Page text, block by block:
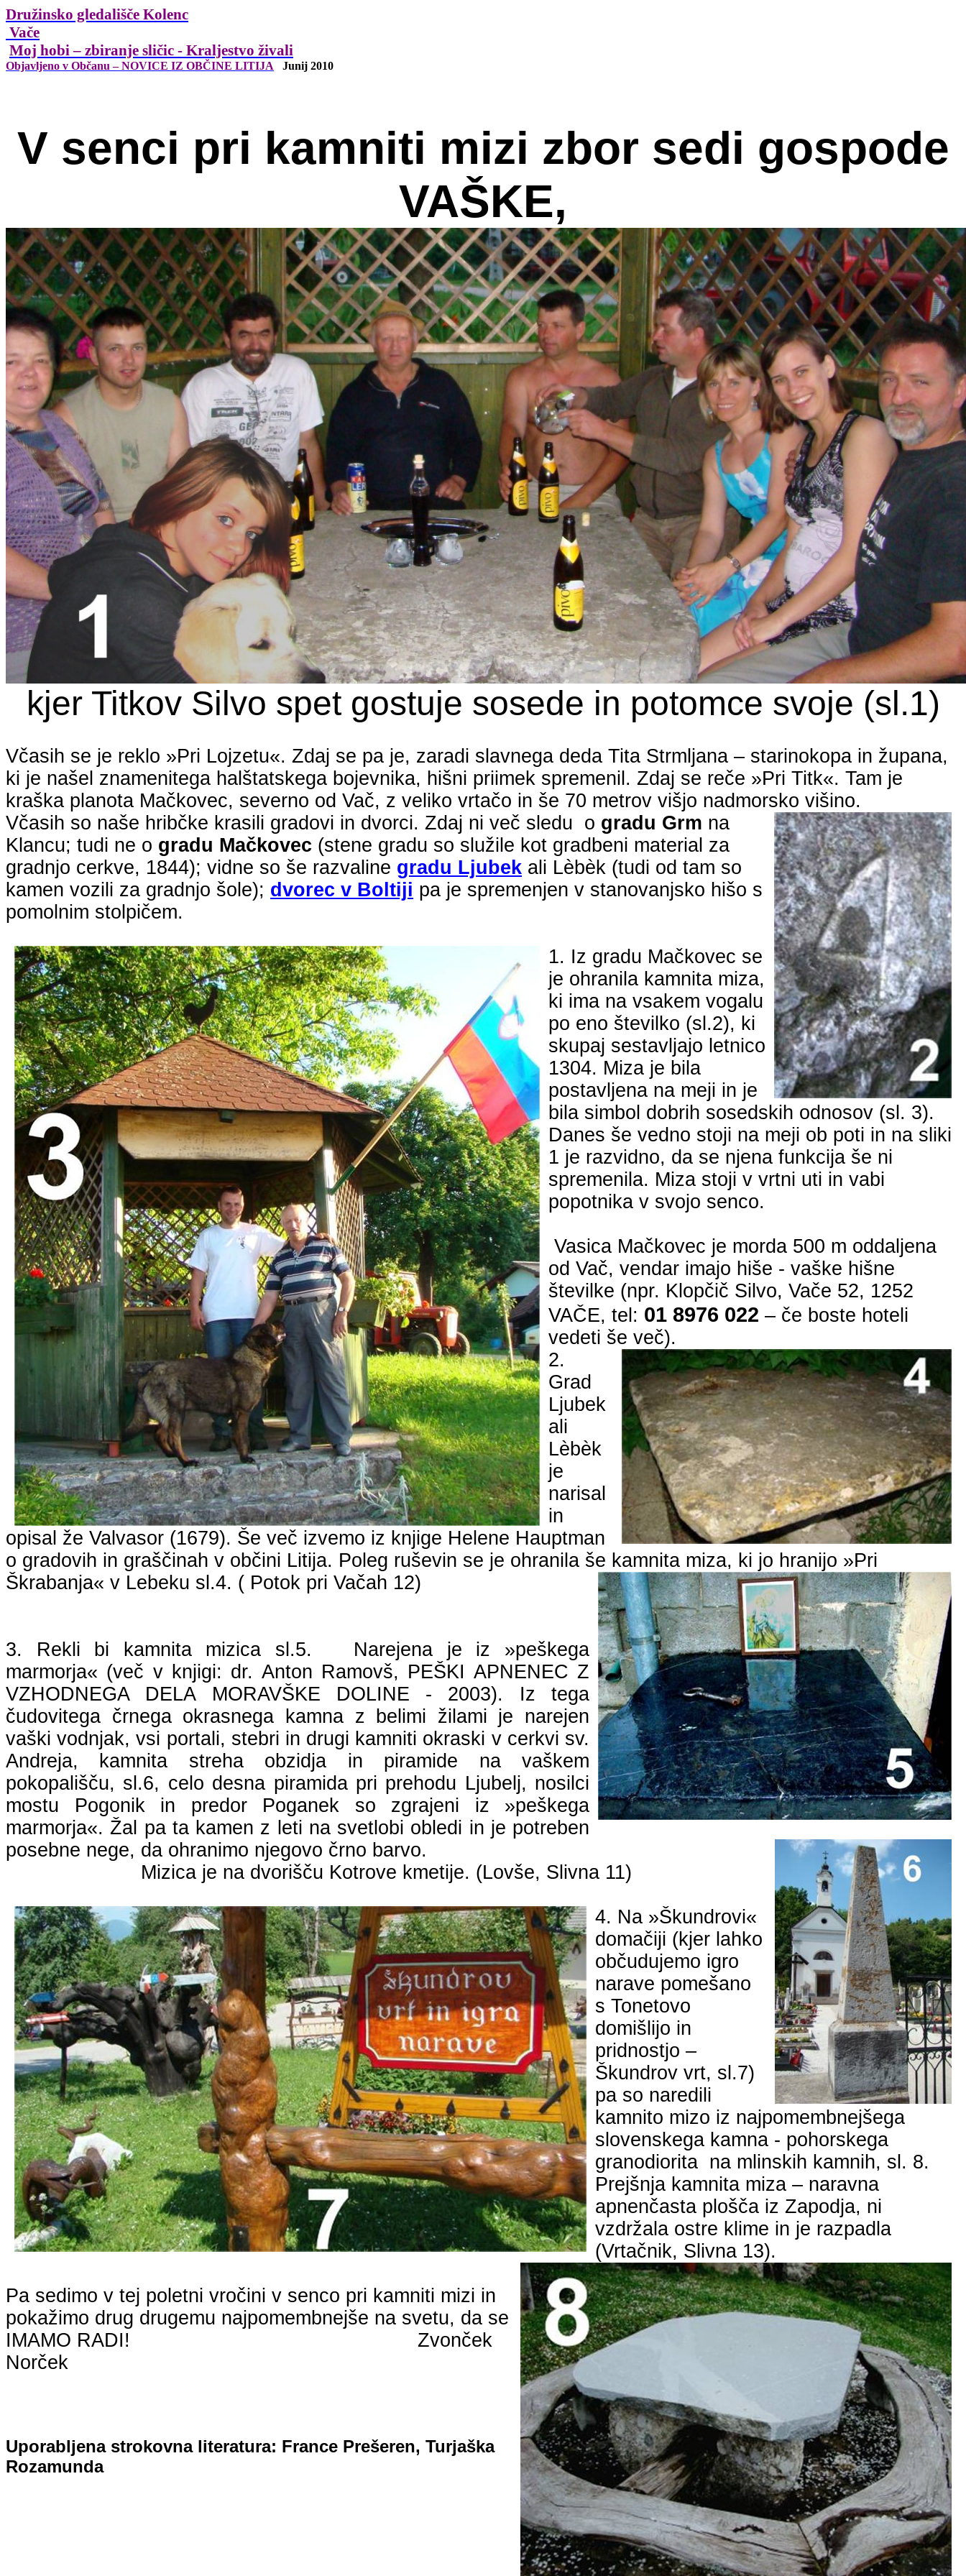
Družinsko gledališče Kolenc
Vače
Moj hobi – zbiranje sličic - Kraljestvo živali
Objavljeno v Občanu – NOVICE IZ OBČINE LITIJA Junij 2010
V senci pri kamniti mizi zbor sedi gospode
VAŠKE,
kjer TitkovSilvo spet gostuje sosede in potomce svoje (sl.1)
Včasih se je reklo »Pri Lojzetu«. Zdaj se pa je, zaradi slavnega deda Tita Strmljana – starinokopa in župana,
ki je našel znamenitega halštatskega bojevnika, hišni priimek spremenil. Zdaj se reče »Pri Titk«. Tam je
kraška planota Mačkovec, severno od Vač, z veliko vrtačo in še 70 metrov višjo nadmorsko višino.
Včasih so naše hribčke krasili gradovi in dvorci. Zdaj ni več sledu o gradu Grm na
Klancu; tudi ne o gradu Mačkovec (stene gradu so služile kot gradbeni material za
gradnjo cerkve, 1844); vidne so še razvaline gradu Ljubek ali Lèbèk (tudi od tam so
kamen vozili za gradnjo šole); dvorec v Boltiji pa je spremenjen v stanovanjsko hišo s
pomolnim stolpičem.
1. Iz gradu Mačkovec se
je ohranila kamnita miza,
ki ima na vsakem vogalu
po eno številko (sl.2), ki
skupaj sestavljajo letnico
1304. Miza je bila
postavljena na meji in je
bila simbol dobrih sosedskih odnosov (sl. 3).
Danes še vedno stoji na meji ob poti in na sliki
1 je razvidno, da se njena funkcija še ni
spremenila. Miza stoji v vrtni uti in vabi
popotnika v svojo senco.
Vasica Mačkovec je morda 500 m oddaljena
od Vač, vendar imajo hiše - vaške hišne
številke (npr. Klopčič Silvo, Vače 52, 1252
VAČE, tel: 01 8976 022 – če boste hoteli
vedeti še več).
2.
Grad
Ljubek
ali
Lèbèk
je
narisal
in
opisal že Valvasor (1679). Še več izvemo iz knjige Helene Hauptman
o gradovih in graščinah v občini Litija. Poleg ruševin se je ohranila še kamnita miza, ki jo hranijo »Pri
Škrabanja« v Lebeku sl.4. ( Potok pri Vačah 12)
3. Rekli bi kamnita mizica sl.5.
Narejena je iz »peškega
marmorja« (več v knjigi: dr. Anton Ramovš, PEŠKI APNENEC Z
VZHODNEGA DELA MORAVŠKE DOLINE - 2003). Iz tega
čudovitega črnega okrasnega kamna z belimi žilami je narejen
vaški vodnjak, vsi portali, stebri in drugi kamniti okraski v cerkvi sv.
Andreja, kamnita streha obzidja in piramide na vaškem
pokopališču, sl.6, celo desna piramida pri prehodu Ljubelj, nosilci
mostu Pogonikin predor Poganek so zgrajeni iz »peškega
marmorja«. Žal pa ta kamen z leti na svetlobi obledi in je potreben
posebne nege, da ohranimo njegovo črno barvo.
Mizica je na dvorišču Kotrove kmetije. (Lovše, Slivna 11)
4. Na »Škundrovi«
domačiji (kjer lahko
občudujemo igro
narave pomešano
s Tonetovo
domišlijo in
pridnostjo –
Škundrov vrt, sl.7)
pa so naredili
kamnito mizo iz najpomembnejšega
slovenskega kamna - pohorskega
granodiorita na mlinskih kamnih, sl. 8.
Prejšnja kamnita miza – naravna
apnenčasta plošča iz Zapodja, ni
vzdržala ostre klime in je razpadla
(Vrtačnik, Slivna 13).
Pa sedimo v tej poletni vročini v senco pri kamniti mizi in
pokažimo drug drugemu najpomembnejše na svetu, da se
IMAMO RADI!
Zvonček
Norček
Uporabljena strokovna literatura: France Prešeren, Turjaška
Rozamunda